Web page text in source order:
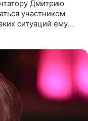
Дмитрию
участником
ситуаций ему